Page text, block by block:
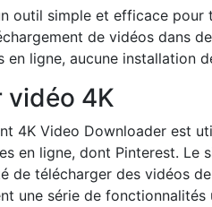
outil simple et efficace pour
de vidéos dans
en ligne, aucune installation
vidéo 4K
4K Video Downloader est
en ligne, dont Pinterest. Le
de télécharger des vidéos
une série de